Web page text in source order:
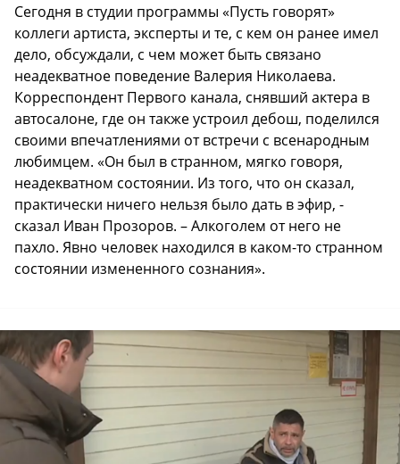
Сегодня в студии программы «Пусть говорят»
коллеги артиста, эксперты и те, с кем он ранее имел
дело, обсуждали, с чем может быть связано
неадекватное поведение Валерия Николаева.
Корреспондент Первого канала, снявший актера в
автосалоне, где он также устроил дебош, поделился
своими впечатлениями от встречи с всенародным
любимцем. «Он был в странном, мягко говоря,
неадекватном состоянии. Из того, что он сказал,
практически ничего нельзя было дать в эфир, -
сказал Иван Прозоров. – Алкоголем от него не
пахло. Явно человек находился в каком-то странном
состоянии измененного сознания».